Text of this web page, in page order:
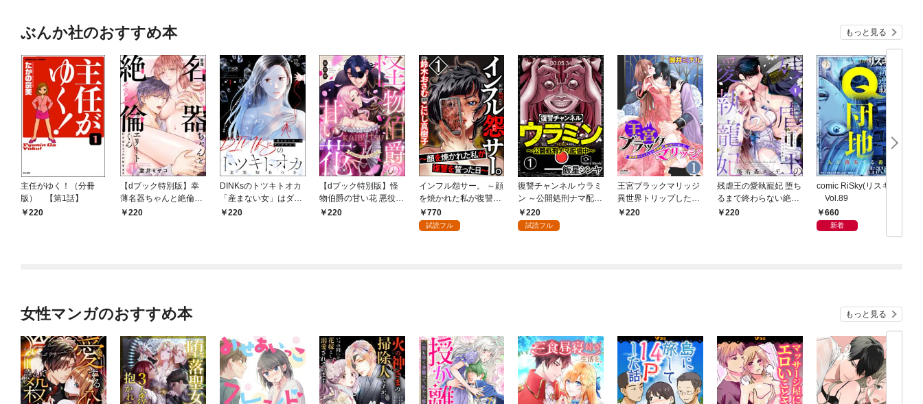
ぶんか社のおすすめ本 もっと見る
主任がゆく！（分冊
版） 【第1話】
220
【dブック特別版】幸
薄名器ちゃんと絶倫エ
リートくん むさぼりエ
220
DINKsのトツキトオカ
「産まない女」はダメ
ですか？（分冊版）
220
【dブック特別版】怪
物伯爵の甘い花 悪役令
嬢はベッドで乱れ散る
220
インフル怨サー。 ～顔
を焼かれた私が復讐を
誓った日～ （1）
770
試読フル
復讐チャンネル ウラミ
ン ～公開処刑ナマ配信
中～（分冊版） 【第
1話】
220
試読フル
王宮ブラックマリッジ
異世界トリップしたら
宰相様に抱かれていま
220
残虐王の愛執寵妃 堕ち
るまで終わらない絶頂
夜伽で囚われて（分冊
220
comic RiSky(リスキー)
Vol.89
660
新着
女性マンガのおすすめ本 もっと見る